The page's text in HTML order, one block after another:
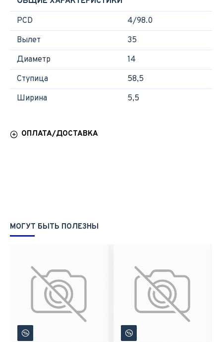
PCD
4/98.0
Вылет
35
Диаметр
14
Ступица
58,5
Ширина
5,5
ОПЛАТА/ДОСТАВКА
МОГУТ БЫТЬ ПОЛЕЗНЫ